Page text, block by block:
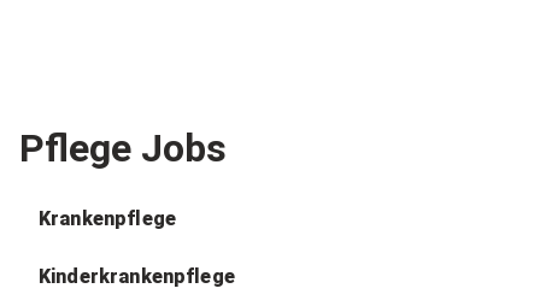
Pflege Jobs
Krankenpflege
Kinderkrankenpflege